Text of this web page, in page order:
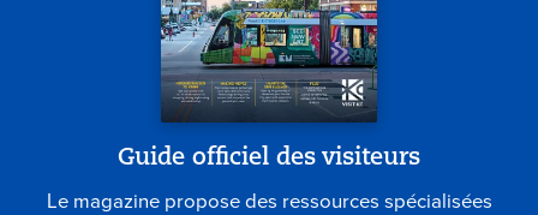
Guide officiel des visiteurs
Le magazine propose des ressources spécialisées